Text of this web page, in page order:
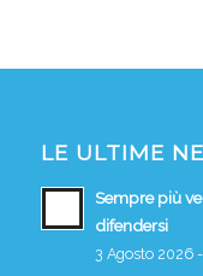
LE ULTIME
Sempre più
difendersi
3 Agosto 2026